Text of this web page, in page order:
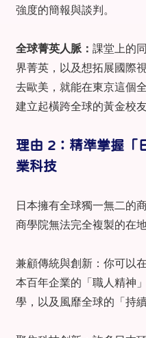
強度的簡報與談判。
全球菁英人脈： 課堂上的
界菁英，以及想拓展國際
去歐美，就能在東京這個
建立起橫跨全球的黃金校友
理由 2：精準掌握「
業科技
日本擁有全球獨一無二的
商學院無法完全複製的在地
兼顧傳統與創新：你可以
本百年企業的「職人精神
學，以及風靡全球的「持